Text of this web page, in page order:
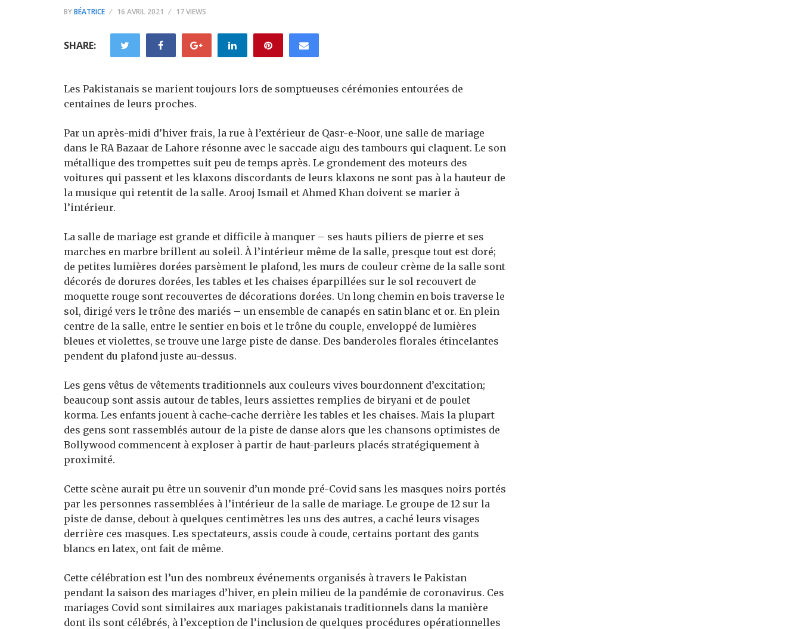
BYBÉATRICE 16 AVRIL 2021 17 VIEWS
SHARE:
Les Pakistanais se marient toujours lors de somptueuses cérémonies entourées de
centaines de leurs proches.
Par un après-midi d’hiver frais, la rue à l’extérieur de Qasr-e-Noor, une salle de mariage
dans le RA Bazaar de Lahore résonne avec le saccade aigu des tambours qui claquent. Le son
métallique des trompettes suit peu de temps après. Le grondement des moteurs des
voitures qui passent et les klaxons discordants de leurs klaxons ne sont pas à la hauteur de
la musique qui retentit de la salle. Arooj Ismail et Ahmed Khan doivent se marier à
l’intérieur.
La salle de mariage est grande et difficile à manquer – ses hauts piliers de pierre et ses
marches en marbre brillent au soleil. À l’intérieur même de la salle, presque tout est doré;
de petites lumières dorées parsèment le plafond, les murs de couleur crème de la salle sont
décorés de dorures dorées, les tables et les chaises éparpillées sur le sol recouvert de
moquette rouge sont recouvertes de décorations dorées. Un long chemin en bois traverse le
sol, dirigé vers le trône des mariés – un ensemble de canapés en satin blanc et or. En plein
centre de la salle, entre le sentier en bois et le trône du couple, enveloppé de lumières
bleues et violettes, se trouve une large piste de danse. Des banderoles florales étincelantes
pendent du plafond juste au-dessus.
Les gens vêtus de vêtements traditionnels aux couleurs vives bourdonnent d’excitation;
beaucoup sont assis autour de tables, leurs assiettes remplies de biryani et de poulet
korma. Les enfants jouent à cache-cache derrière les tables et les chaises. Mais la plupart
des gens sont rassemblés autour de la piste de danse alors que les chansons optimistes de
Bollywood commencent à exploser à partir de haut-parleurs placés stratégiquement à
proximité.
Cette scène aurait pu être un souvenir d’un monde pré-Covid sans les masques noirs portés
par les personnes rassemblées à l’intérieur de la salle de mariage. Le groupe de 12 sur la
piste de danse, debout à quelques centimètres les uns des autres, a caché leurs visages
derrière ces masques. Les spectateurs, assis coude à coude, certains portant des gants
blancs en latex, ont fait de même.
Cette célébration est l’un des nombreux événements organisés à travers le Pakistan
pendant la saison des mariages d’hiver, en plein milieu de la pandémie de coronavirus. Ces
mariages Covid sont similaires aux mariages pakistanais traditionnels dans la manière
dont ils sont célébrés, à l’exception de l’inclusion de quelques procédures opérationnelles